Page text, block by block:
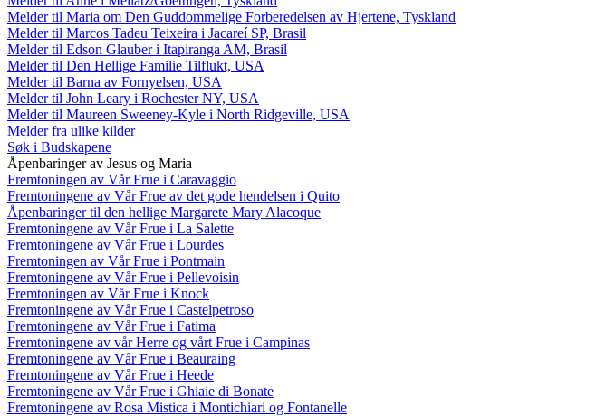
Melder til Maria om Den Guddommelige Forberedelsen av Hjertene, Tyskland
Melder til Marcos Tadeu Teixeira i Jacareí SP, Brasil
Melder til Edson Glauber i Itapiranga AM, Brasil
Melder til Den Hellige Familie Tilflukt, USA
Melder til Barna av Fornyelsen, USA
Melder til John Leary i Rochester NY, USA
Melder til Maureen Sweeney-Kyle i North Ridgeville, USA
Melder fra ulike kilder
Søk i Budskapene
Åpenbaringer av Jesus og Maria
Fremtoningen av Vår Frue i Caravaggio
Fremtoningene av Vår Frue av det gode hendelsen i Quito
Åpenbaringer til den hellige Margarete Mary Alacoque
Fremtoningene av Vår Frue i La Salette
Fremtoningene av Vår Frue i Lourdes
Fremtoningen av Vår Frue i Pontmain
Fremtoningene av Vår Frue i Pellevoisin
Fremtoningen av Vår Frue i Knock
Fremtoningene av Vår Frue i Castelpetroso
Fremtoningene av Vår Frue i Fatima
Fremtoningene av vår Herre og vårt Frue i Campinas
Fremtoningene av Vår Frue i Beauraing
Fremtoningene av Vår Frue i Heede
Fremtoningene av Vår Frue i Ghiaie di Bonate
Fremtoningene av Rosa Mistica i Montichiari og Fontanelle